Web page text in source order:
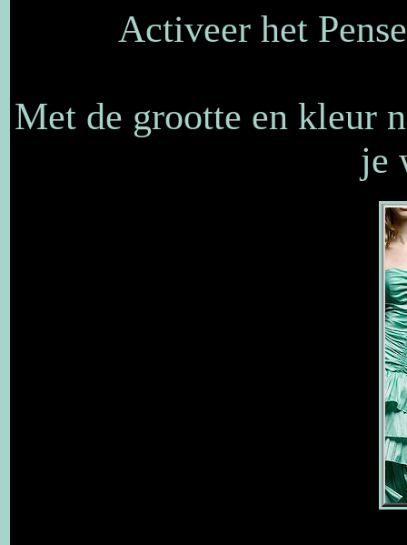
Activeer het
Met de grootte en kleur
je